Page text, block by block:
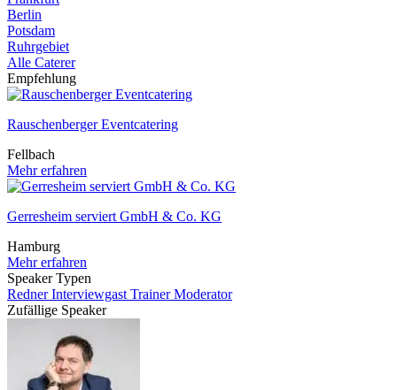
Berlin
Potsdam
Ruhrgebiet
Alle Caterer
Empfehlung
Rauschenberger Eventcatering
Fellbach
Mehr erfahren
Gerresheim serviert GmbH & Co. KG
Hamburg
Mehr erfahren
Speaker Typen
RednerInterviewgast TrainerModerator
Zufällige Speaker